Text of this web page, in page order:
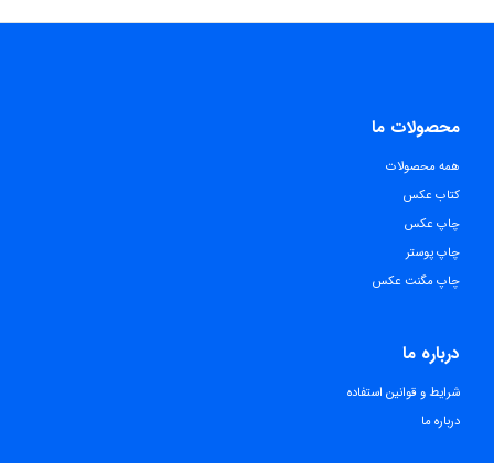
محصولات ما
همه محصولات
کتاب عکس
چاپ عکس
چاپ پوستر
چاپ مگنت عکس
درباره ما
شرایط و قوانین استفاده
درباره ما